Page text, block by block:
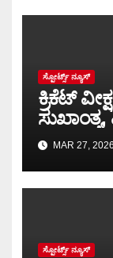
ಸ್ಪೋರ್ಟ್ಸ್ ನ್ಯೂಸ್
ಕ್ರಿಕೆಟ್
ಪಾಸ್.!
MAR 27, 2026
ಸ್ಪೋರ್ಟ್ಸ್ ನ್ಯೂಸ್